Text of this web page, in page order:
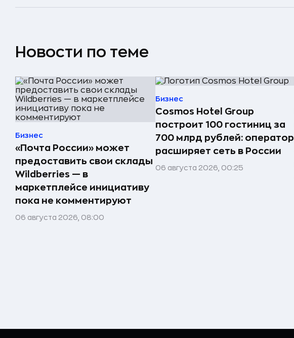
Новости по теме
Бизнес
«Почта России» может
предоставить свои склады
Wildberries — в
маркетплейсе инициативу
пока не комментируют
06 августа 2026, 08:00
Бизнес
Cosmos Hotel Group
построит 100 гостиниц за
700 млрд рублей: оператор
расширяет сеть в России
06 августа 2026, 00:25